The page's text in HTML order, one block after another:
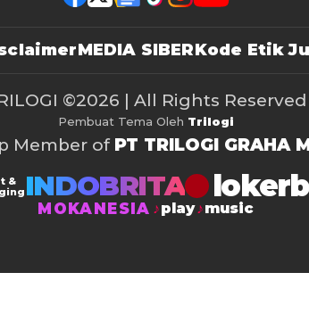
MEDIA SIBERKode Etik
©2026 | All Rights Reserved
Pembuat Tema Oleh Trilogi
Member of PT TRILOGI GRAHA
&
INDOBRITA
MOKANESIA play music